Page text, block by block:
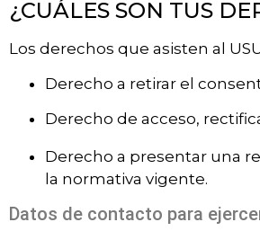
¿CUÁLES SON TUS
Los derechos que asisten al
Derecho a retirar el
Derecho de acceso,
Derecho a presentar una
la normativa vigente.
Datos de contacto para